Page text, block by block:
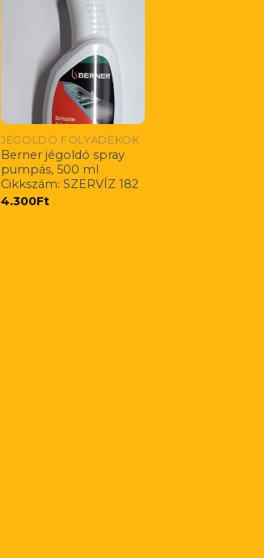
JÉGOLDÓ FOLYADÉKOK
Berner jégoldó spray
pumpás, 500 ml
Cikkszám: SZERVÍZ 182
4.300Ft